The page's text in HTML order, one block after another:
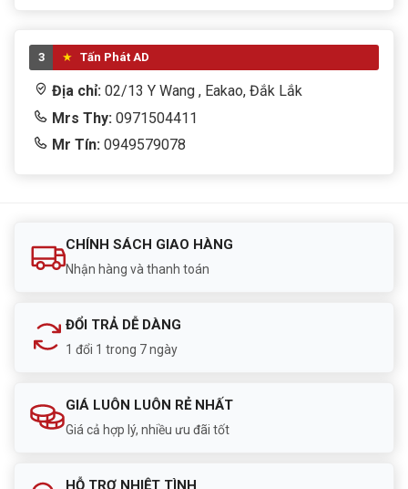
3 Tấn Phát AD
Địa chỉ: 02/13 Y Wang , Eakao, Đắk Lắk
Mrs Thy: 0971504411
Mr Tín: 0949579078
CHÍNH SÁCH GIAO HÀNG
Nhận hàng và thanh toán
ĐỔI TRẢ DỄ DÀNG
1 đổi 1 trong 7 ngày
GIÁ LUÔN LUÔN RẺ NHẤT
Giá cả hợp lý, nhiều ưu đãi tốt
HỖ TRỢ NHIỆT TÌNH